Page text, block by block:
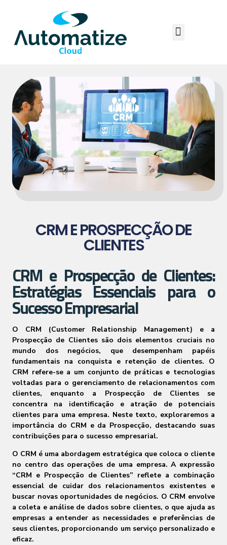
CRM E PROSPECÇÃO DE
CLIENTES
CRM e Prospecção de Clientes:
Estratégias Essenciais para o
Sucesso Empresarial
O CRM (Customer Relationship Management) e a
Prospecção de Clientes são dois elementos cruciais no
mundo dos negócios, que desempenham papéis
fundamentais na conquista e retenção de clientes. O
CRM refere-se a um conjunto de práticas e tecnologias
voltadas para o gerenciamento de relacionamentos com
clientes, enquanto a Prospecção de Clientes se
concentra na identificação e atração de potenciais
clientes para uma empresa. Neste texto, exploraremos a
importância do CRM e da Prospecção, destacando suas
contribuições para o sucesso empresarial.
O CRM é uma abordagem estratégica que coloca o cliente
no centro das operações de uma empresa. A expressão
“CRM e Prospecção de Clientes” reflete a combinação
essencial de cuidar dos relacionamentos existentes e
buscar novas oportunidades de negócios. O CRM envolve
a coleta e análise de dados sobre clientes, o que ajuda as
empresas a entender as necessidades e preferências de
seus clientes, proporcionando um serviço personalizado e
eficaz.